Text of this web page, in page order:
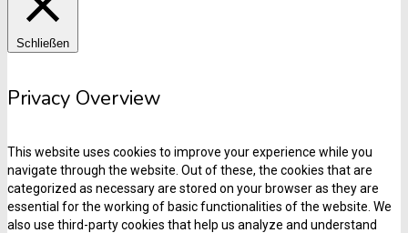
Schließen
Privacy Overview
This website uses cookies to improve your experience while you
navigate through the website. Out of these, the cookies that are
categorized as necessary are stored on your browser as they are
essential for the working of basic functionalities of the website. We
also use third-party cookies that help us analyze and understand